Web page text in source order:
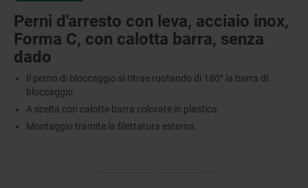
Perni d'arresto con leva, acciaio inox,
Forma C, con calotta barra, senza
dado
Il perno di bloccaggio si ritrae ruotando di 180° la barra di
bloccaggio
A scelta con calotte barra colorate in plastica
Montaggio tramite la filettatura esterna.